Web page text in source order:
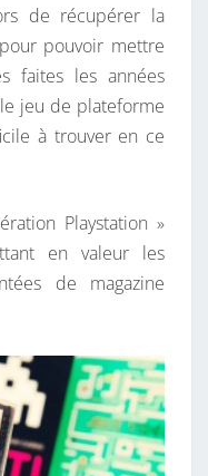
de récupérer la
pouvoir mettre
faites les années
jeu de plateforme
à trouver en ce
Playstation »
en valeur les
de magazine